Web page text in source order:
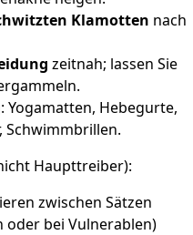
Klamotten nach
zeitnah; lassen Sie
: Yogamatten, Hebegurte,
Schwimmbrillen.
Haupttreiber):
zwischen Sätzen
oder bei Vulnerablen)